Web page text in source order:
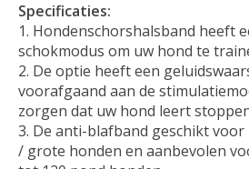
Specificaties:
Hondenschorshalsband heeft
schokmodus om uw hond te
De optie heeft een
voorafgaand aan de
zorgen dat uw hond leert
De anti-blafband geschikt
/ grote honden en aanbevolen